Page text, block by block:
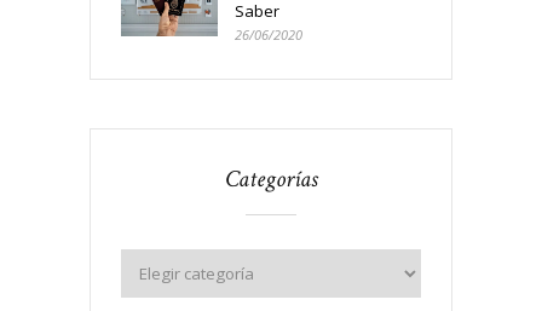
Saber
26/06/2020
Categorías